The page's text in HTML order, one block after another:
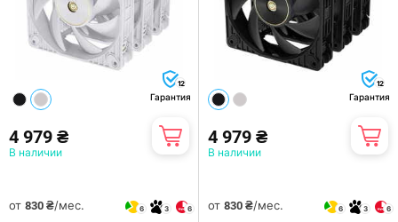
12
Гарантия
4 979 ₴
В наличии
от 830 ₴/мес. 6 3 6
12
Гарантия
4 979 ₴
В наличии
от 830 ₴/мес. 6 3 6